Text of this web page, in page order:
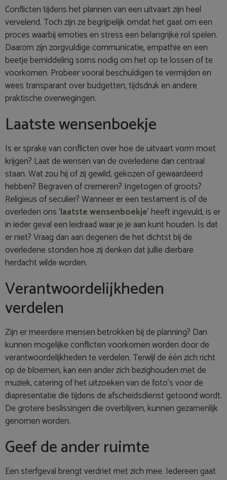
Conflicten tijdens het plannen van een uitvaart zijn heel
vervelend. Toch zijn ze begrijpelijk omdat het gaat om een
proces waarbij emoties en stress een belangrijke rol spelen.
Daarom zijn zorgvuldige communicatie, empathie en een
beetje bemiddeling soms nodig om het op te lossen of te
voorkomen. Probeer vooral beschuldigen te vermijden en
wees transparant over budgetten, tijdsdruk en andere
praktische overwegingen.
Laatste wensenboekje
Is er sprake van conflicten over hoe de uitvaart vorm moet
krijgen? Laat de wensen van de overledene dan centraal
staan. Wat zou hij of zij gewild, gekozen of gewaardeerd
hebben? Begraven of cremeren? Ingetogen of groots?
Religieus of seculier? Wanneer er een testament is of de
overleden ons ‘laatste wensenboekje’ heeft ingevuld, is er
in ieder geval een leidraad waar je je aan kunt houden. Is dat
er niet? Vraag dan aan degenen die het dichtst bij de
overledene stonden hoe zij denken dat jullie dierbare
herdacht wilde worden.
Verantwoordelijkheden
verdelen
Zijn er meerdere mensen betrokken bij de planning? Dan
kunnen mogelijke conflicten voorkomen worden door de
verantwoordelijkheden te verdelen. Terwijl de één zich richt
op de bloemen, kan een ander zich bezighouden met de
muziek, catering of het uitzoeken van de foto’s voor de
diapresentatie die tijdens de afscheidsdienst getoond wordt.
De grotere beslissingen die overblijven, kunnen gezamenlijk
genomen worden.
Geef de ander ruimte
Een sterfgeval brengt verdriet met zich mee. Iedereen gaat